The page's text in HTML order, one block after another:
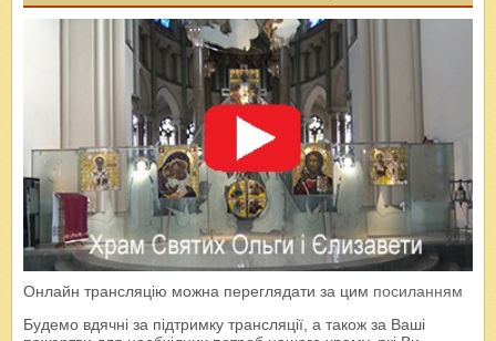
Онлайн трансляцію можна переглядати за цим посиланням
Будемо вдячні за підтримку трансляції, а також за Ваші